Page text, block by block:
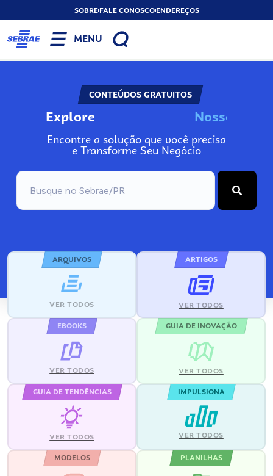
SOBREFALE CONOSCOENDEREÇOS
MENU
CONTEÚDOS GRATUITOS
Explore Nos
Encontre a solução que você precisa
e Transforme Seu Negócio
ARQUIVOS
VER TODOS
ARTIGOS
VER TODOS
EBOOKS
VER TODOS
GUIA DE INOVAÇÃO
VER TODOS
GUIA DE TENDÊNCIAS
VER TODOS
IMPULSIONA
VER TODOS
MODELOS PLANILHAS